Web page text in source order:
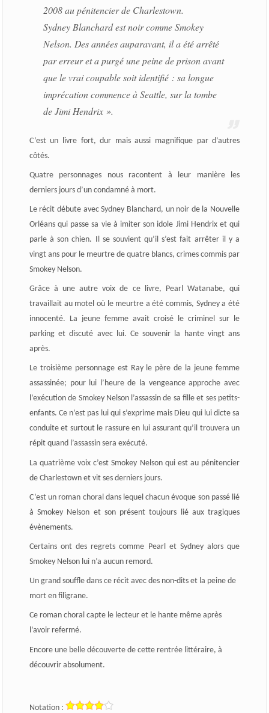
2008 au pénitencier de Charlestown.
Sydney Blanchard est noir comme Smokey
Nelson. Des années auparavant, il a été arrêté
par erreur et a purgé une peine de prison avant
que le vrai coupable soit identifié : sa longue
imprécation commence à Seattle, sur la tombe
de Jimi Hendrix ».
C’est un livre fort, dur mais aussi magnifique par d’autres
côtés.
Quatre personnages nous racontent à leur manière les
derniers jours d’un condamné à mort.
Le récit débute avec Sydney Blanchard, un noir de la Nouvelle
Orléans qui passe sa vie à imiter son idole Jimi Hendrix et qui
parle à son chien. Il se souvient qu’il s’est fait arrêter il y a
vingt ans pour le meurtre de quatre blancs, crimes commis par
Smokey Nelson.
Grâce à une autre voix de ce livre, Pearl Watanabe, qui
travaillait au motel où le meurtre a été commis, Sydney a été
innocenté. La jeune femme avait croisé le criminel sur le
parking et discuté avec lui. Ce souvenir la hante vingt ans
après.
Le troisième personnage est Ray le père de la jeune femme
assassinée; pour lui l’heure de la vengeance approche avec
l’exécution de Smokey Nelson l’assassin de sa fille et ses petits-
enfants. Ce n’est pas lui qui s’exprime mais Dieu qui lui dicte sa
conduite et surtout le rassure en lui assurant qu’il trouvera un
répit quand l’assassin sera exécuté.
La quatrième voix c’est Smokey Nelson qui est au pénitencier
de Charlestown et vit ses derniers jours.
C’est un roman choral dans lequel chacun évoque son passé lié
à Smokey Nelson et son présent toujours lié aux tragiques
évènements.
Certains ont des regrets comme Pearl et Sydney alors que
Smokey Nelson lui n’a aucun remord.
Un grand souffle dans ce récit avec des non-dits et la peine de
mort en filigrane.
Ce roman choral capte le lecteur et le hante même après
l’avoir refermé.
Encore une belle découverte de cette rentrée littéraire, à
découvrir absolument.
Notation :